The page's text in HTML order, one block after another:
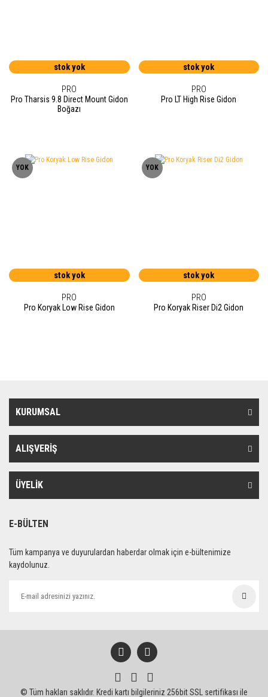
stok yok
PRO
Pro Tharsis 9.8 Direct Mount Gidon
Boğazı
stok yok
PRO
Pro LT High Rise Gidon
YOK
stok yok
PRO
Pro Koryak Low Rise Gidon
YOK
stok yok
PRO
Pro Koryak Riser Di2 Gidon
KURUMSAL
ALIŞVERİŞ
ÜYELİK
E-BÜLTEN
Tüm kampanya ve duyurulardan haberdar olmak için e-bültenimize
kaydolunuz.
© Tüm hakları saklıdır. Kredi kartı bilgileriniz 256bit SSL sertifikası ile